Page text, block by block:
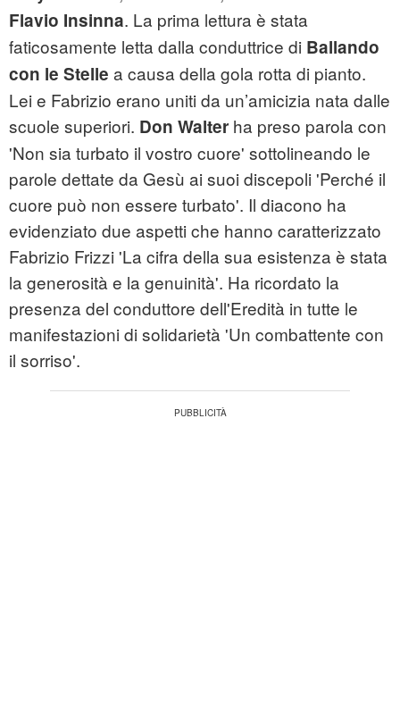
Flavio Insinna. La prima lettura è stata
faticosamente letta dalla conduttrice di Ballando
con le Stelle a causa della gola rotta di pianto.
Lei e Fabrizio erano uniti da un’amicizia nata dalle
scuole superiori. Don Walter ha preso parola con
'Non sia turbato il vostro cuore' sottolineando le
parole dettate da Gesù ai suoi discepoli 'Perché il
cuore può non essere turbato'. Il diacono ha
evidenziato due aspetti che hanno caratterizzato
Fabrizio Frizzi 'La cifra della sua esistenza è stata
la generosità e la genuinità'. Ha ricordato la
presenza del conduttore dell'Eredità in tutte le
manifestazioni di solidarietà 'Un combattente con
il sorriso'.